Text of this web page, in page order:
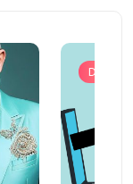
Divers